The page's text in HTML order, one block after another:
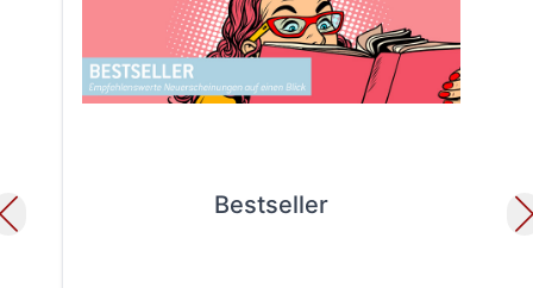
Bestseller